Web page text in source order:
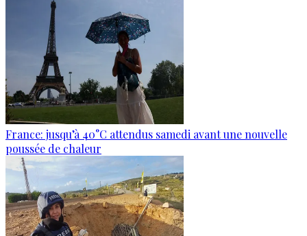
France: jusqu’à 40°C attendus samedi avant une nouvelle
poussée de chaleur